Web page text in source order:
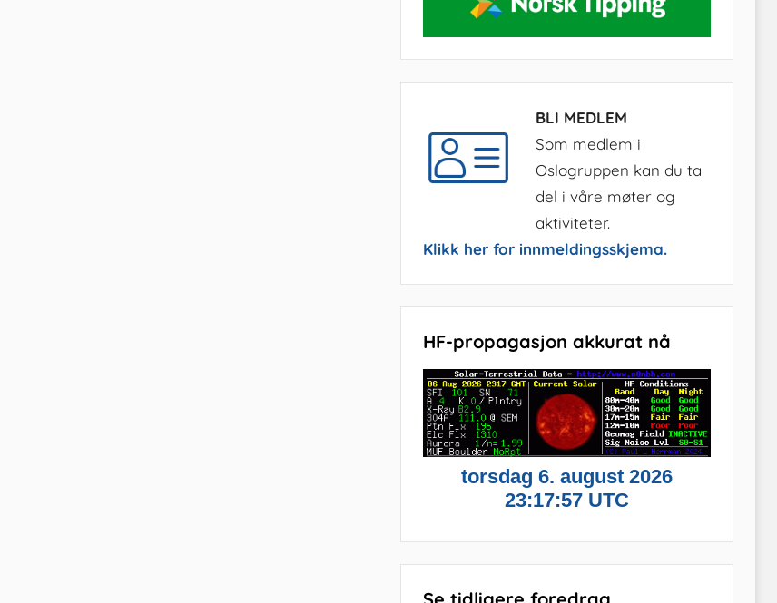
BLI MEDLEM
Som medlem i
Oslogruppen kan du ta
del i våre møter og
aktiviteter.
Klikk her for innmeldingsskjema.
HF-propagasjon akkurat nå